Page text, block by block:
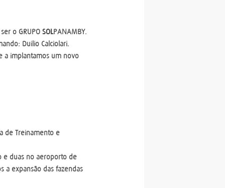
o GRUPOSOLPANAMBY.
Duilio Calciolari.
a implantamos um novo
de Treinamento e
e duas no aeroporto de
a expansão das fazendas